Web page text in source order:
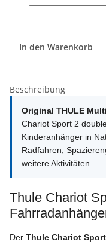
In den Warenkorb
Beschreibung
Original THULE
Chariot Sport 2
Kinderanhänger in
Radfahren,
weitere Aktivitäten.
Thule Chariot
Der Thule Chariot